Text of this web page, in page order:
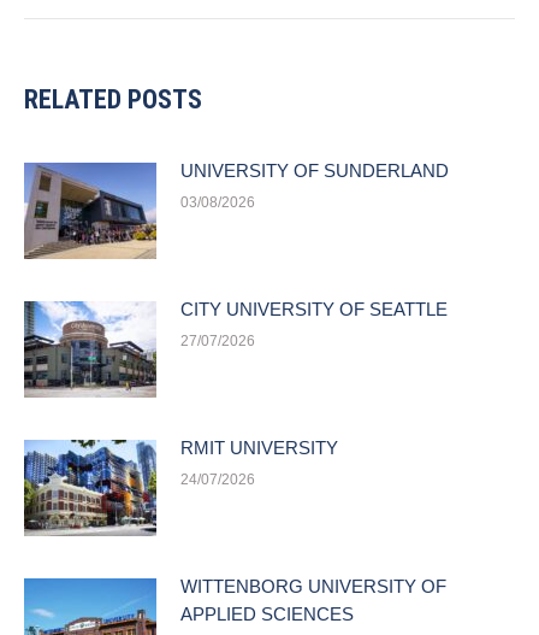
RELATED POSTS
UNIVERSITY OF SUNDERLAND
03/08/2026
CITY UNIVERSITY OF SEATTLE
27/07/2026
RMIT UNIVERSITY
24/07/2026
WITTENBORG UNIVERSITY OF
APPLIED SCIENCES